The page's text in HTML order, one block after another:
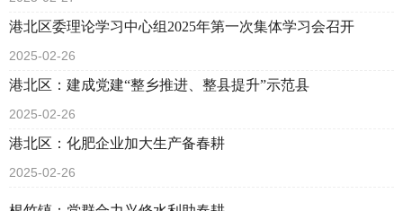
港北区委理论学习中心组2025年第一次集体学习会召开
2025-02-26
港北区：建成党建“整乡推进、整县提升”示范县
2025-02-26
港北区：化肥企业加大生产备春耕
2025-02-26